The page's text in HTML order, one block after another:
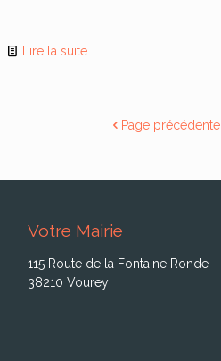
Lire la suite
Page précédente
Votre Mairie
115 Route de la Fontaine Ronde
38210 Vourey